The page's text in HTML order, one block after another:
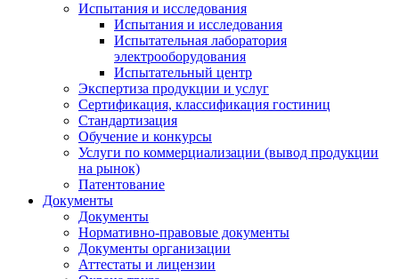
Испытания и исследования
Испытания и исследования
Испытательная лаборатория
электрооборудования
Испытательный центр
Экспертиза продукции и услуг
Сертификация, классификация гостиниц
Стандартизация
Обучение и конкурсы
Услуги по коммерциализации (вывод продукции
на рынок)
Патентование
Документы
Документы
Нормативно-правовые документы
Документы организации
Аттестаты и лицензии